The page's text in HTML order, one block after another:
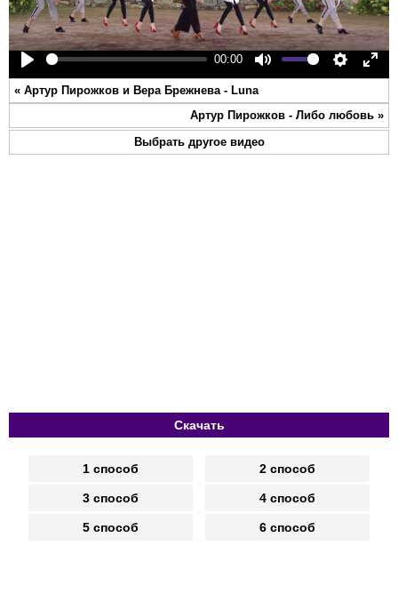
Play
00:00
Mute Settings
« Артур Пирожков и Вера Брежнева - Luna
Артур Пирожков - Либо любовь »
Выбрать другое видео
Скачать
1 способ 2 способ
3 способ 4 способ
5 способ 6 способ